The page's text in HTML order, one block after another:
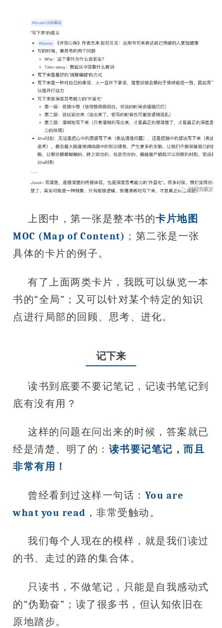
上图中，第一张是整本书的卡片地图
MOC (Map of Content) ；第二张是一张
具体的卡片的例子。
有了上面两类卡片，我既可以纵览一本
书的“全局”；又可以针对某个特定的知识
点进行局部的回顾、思考、进化。
记下来
读书到底要不要记笔记，记读书笔记到
底有没有用？
这样的问题在问出来的时候，答案就已
经是清楚、明了的： 读书要记笔记，而且
非常有用！
曾经看到过这样一句话： You are
what you read ，非常受触动。
我们每个人现在的模样，就是我们读过
的书、走过的路的集合体。
只读书，不做笔记，只能是自我感动式
的“伪勤奋”；读了很多书，但认知依旧在
原地踏步。